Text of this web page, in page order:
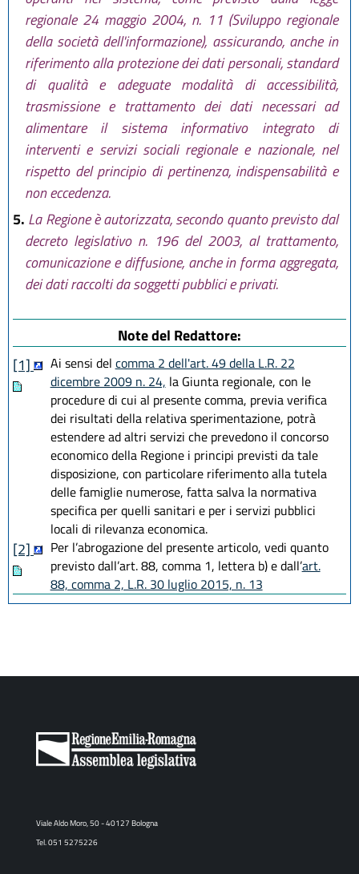
regionale 24 maggio 2004, n. 11 (Sviluppo regionale
della società dell'informazione), assicurando, anche in
riferimento alla protezione dei dati personali, standard
di qualità e adeguate modalità di accessibilità,
trasmissione e trattamento dei dati necessari ad
alimentare il sistema informativo integrato di
interventi e servizi sociali regionale e nazionale, nel
rispetto del principio di pertinenza, indispensabilità e
non eccedenza.
5. La Regione è autorizzata, secondo quanto previsto dal
decreto legislativo n. 196 del 2003, al trattamento,
comunicazione e diffusione, anche in forma aggregata,
dei dati raccolti da soggetti pubblici e privati.
Note del Redattore:
[1]
Ai sensi del comma 2 dell'art. 49 della L.R. 22
dicembre 2009 n. 24, la Giunta regionale, con le
procedure di cui al presente comma, previa verifica
dei risultati della relativa sperimentazione, potrà
estendere ad altri servizi che prevedono il concorso
economico della Regione i principi previsti da tale
disposizione, con particolare riferimento alla tutela
delle famiglie numerose, fatta salva la normativa
specifica per quelli sanitari e per i servizi pubblici
locali di rilevanza economica.
[2]
Per l’abrogazione del presente articolo, vedi quanto
previsto dall’art. 88, comma 1, lettera b) e dall’art.
88, comma 2, L.R. 30 luglio 2015, n. 13
Viale Aldo Moro, 50 - 40127 Bologna
Tel. 051 5275226